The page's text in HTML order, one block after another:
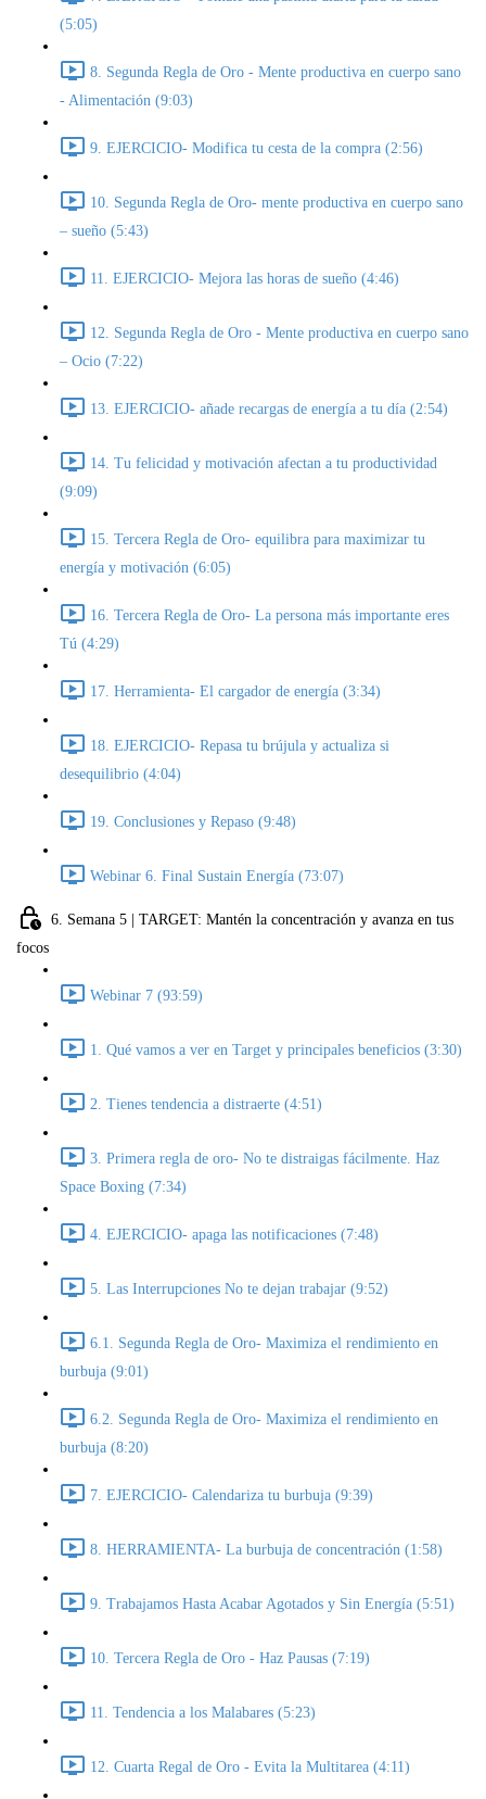
(5:05)
8. Segunda Regla de Oro - Mente productiva en cuerpo sano
- Alimentación (9:03)
9. EJERCICIO- Modifica tu cesta de la compra (2:56)
10. Segunda Regla de Oro- mente productiva en cuerpo sano
– sueño (5:43)
11. EJERCICIO- Mejora las horas de sueño (4:46)
12. Segunda Regla de Oro - Mente productiva en cuerpo sano
– Ocio (7:22)
13. EJERCICIO- añade recargas de energía a tu día (2:54)
14. Tu felicidad y motivación afectan a tu productividad
(9:09)
15. Tercera Regla de Oro- equilibra para maximizar tu
energía y motivación (6:05)
16. Tercera Regla de Oro- La persona más importante eres
Tú (4:29)
17. Herramienta- El cargador de energía (3:34)
18. EJERCICIO- Repasa tu brújula y actualiza si
desequilibrio (4:04)
19. Conclusiones y Repaso (9:48)
Webinar 6. Final Sustain Energía (73:07)
6. Semana 5 | TARGET: Mantén la concentración y avanza en tus
focos
Webinar 7 (93:59)
1. Qué vamos a ver en Target y principales beneficios (3:30)
2. Tienes tendencia a distraerte (4:51)
3. Primera regla de oro- No te distraigas fácilmente. Haz
Space Boxing (7:34)
4. EJERCICIO- apaga las notificaciones (7:48)
5. Las Interrupciones No te dejan trabajar (9:52)
6.1. Segunda Regla de Oro- Maximiza el rendimiento en
burbuja (9:01)
6.2. Segunda Regla de Oro- Maximiza el rendimiento en
burbuja (8:20)
7. EJERCICIO- Calendariza tu burbuja (9:39)
8. HERRAMIENTA- La burbuja de concentración (1:58)
9. Trabajamos Hasta Acabar Agotados y Sin Energía (5:51)
10. Tercera Regla de Oro - Haz Pausas (7:19)
11. Tendencia a los Malabares (5:23)
12. Cuarta Regal de Oro - Evita la Multitarea (4:11)